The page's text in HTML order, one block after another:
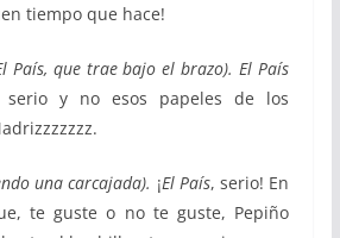
tiempo que hace!
País, que trae bajo el brazo). El País
y no esos papeles de los
una carcajada). ¡El País, serio! En
te guste o no te guste, Pepiño